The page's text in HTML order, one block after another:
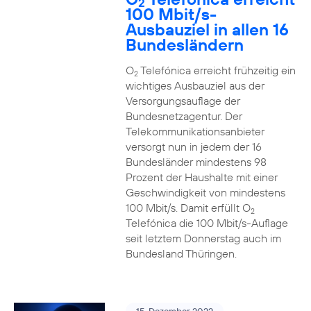
100 Mbit/s-
Ausbauziel in allen 16
Bundesländern
O2Telefónica erreicht frühzeitig ein
wichtiges Ausbauziel aus der
Versorgungsauflage der
Bundesnetzagentur. Der
Telekommunikationsanbieter
versorgt nun in jedem der 16
Bundesländer mindestens 98
Prozent der Haushalte mit einer
Geschwindigkeit von mindestens
100 Mbit/s. Damit erfüllt O2
Telefónica die 100 Mbit/s-Auflage
seit letztem Donnerstag auch im
Bundesland Thüringen.